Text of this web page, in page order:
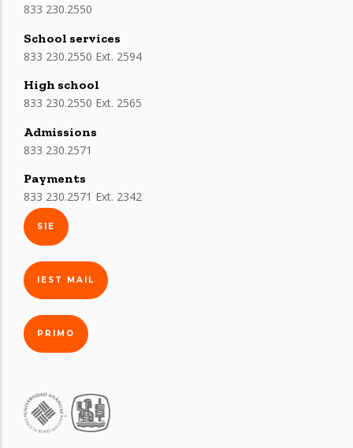
833 230.2550
School services
833 230.2550 Ext. 2594
High school
833 230.2550 Ext. 2565
Admissions
833 230.2571
Payments
833 230.2571 Ext. 2342
SIE
IEST MAIL
PRIMO